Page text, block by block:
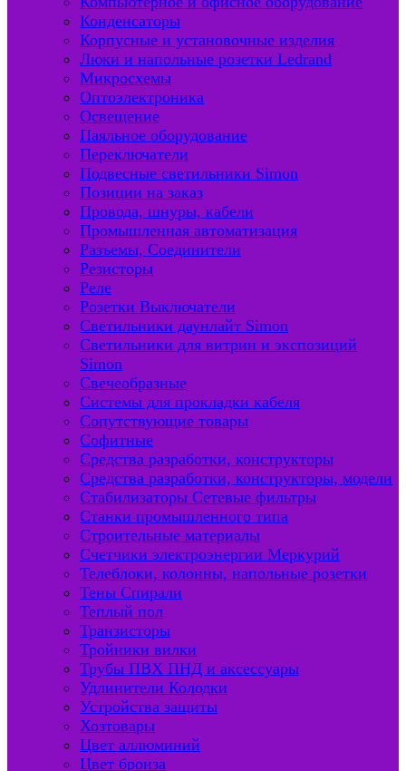
Конденсаторы
Корпусные и установочные изделия
Люки и напольные розетки Ledrand
Микросхемы
Оптоэлектроника
Освещение
Паяльное оборудование
Переключатели
Подвесные светильники Simon
Позиции на заказ
Провода, шнуры, кабели
Промышленная автоматизация
Разъемы, Соединители
Резисторы
Реле
Розетки Выключатели
Светильники даунлайт Simon
Светильники для витрин и экспозиций
Simon
Свечеобразные
Системы для прокладки кабеля
Сопутствующие товары
Софитные
Средства разработки, конструкторы
Средства разработки, конструкторы, модели
Стабилизаторы Сетевые фильтры
Станки промышленного типа
Строительные материалы
Счетчики электроэнергии Меркурий
Телеблоки, колонны, напольные розетки
Тены Спирали
Теплый пол
Транзисторы
Тройники вилки
Трубы ПВХ ПНД и аксессуары
Удлинители Колодки
Устройства защиты
Хозтовары
Цвет аллюминий
Цвет бронза